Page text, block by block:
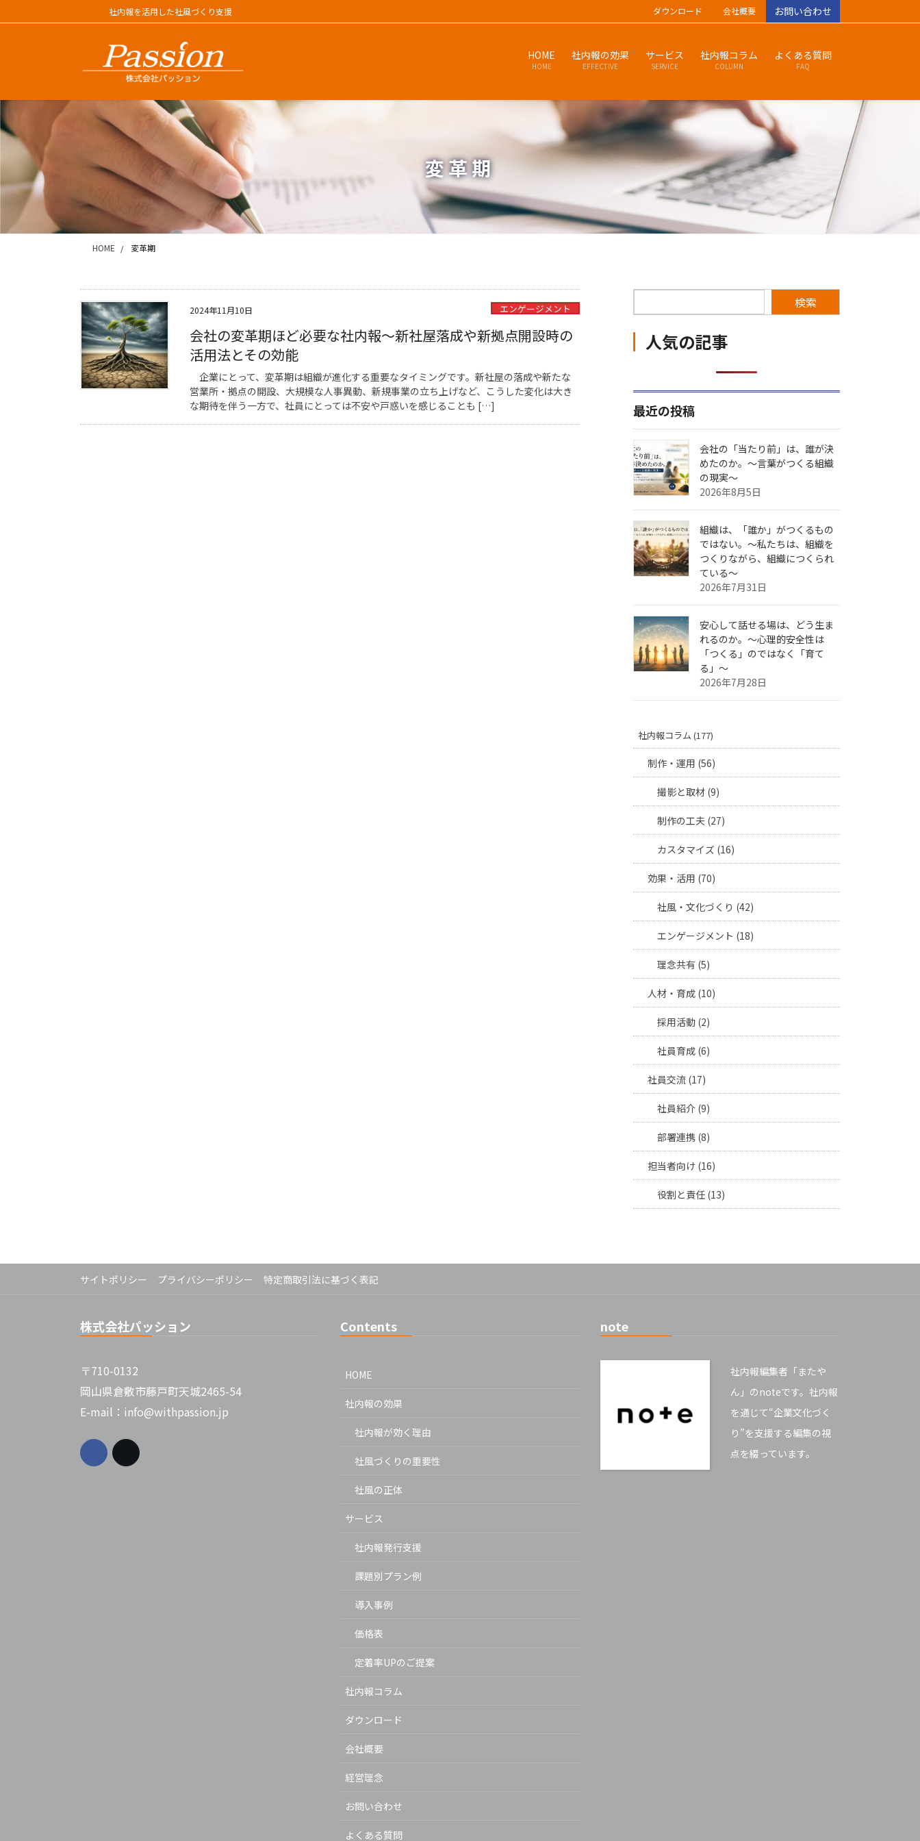
ン
移
動
ビ
ン
に
移
社内報を活用した社風づくり支援 ダウンロード 会社概要 お問い合わせ
HOME
HOME
社内報の効果
EFFECTIVE
サービス
SERVICE
社内報コラム
COLUMN
よくある質問
FAQ
変革期
HOME 変革期
2024年11月10日 エンゲージメント
会社の変革期ほど必要な社内報〜新社屋落成や新拠点開設時の
活用法とその効能
企業にとって、変革期は組織が進化する重要なタイミングです。新社屋の落成や新たな
営業所・拠点の開設、大規模な人事異動、新規事業の立ち上げなど、こうした変化は大き
な期待を伴う一方で、社員にとっては不安や戸惑いを感じることも […]
検索
人気の記事
最近の投稿
会社の「当たり前」は、誰が決
めたのか。〜言葉がつくる組織
の現実〜
2026年8月5日
組織は、「誰か」がつくるもの
ではない。〜私たちは、組織を
つくりながら、組織につくられ
ている〜
2026年7月31日
安心して話せる場は、どう生ま
れるのか。〜心理的安全性は
「つくる」のではなく「育て
る」〜
2026年7月28日
社内報コラム (177)
制作・運用 (56)
撮影と取材 (9)
制作の工夫 (27)
カスタマイズ (16)
効果・活用 (70)
社風・文化づくり (42)
エンゲージメント (18)
理念共有 (5)
人材・育成 (10)
採用活動 (2)
社員育成 (6)
社員交流 (17)
社員紹介 (9)
部署連携 (8)
担当者向け (16)
役割と責任 (13)
サイトポリシー プライバシーポリシー 特定商取引法に基づく表記
株式会社パッション
〒710-0132
岡山県倉敷市藤戸町天城2465-54
E-mail：info@withpassion.jp
Contents
HOME
社内報の効果
社内報が効く理由
社風づくりの重要性
社風の正体
サービス
社内報発行支援
課題別プラン例
導入事例
価格表
定着率UPのご提案
社内報コラム
ダウンロード
会社概要
経営理念
お問い合わせ
よくある質問
note
社内報編集者「またや
ん」のnoteです。社内報
を通じて“企業文化づく
り”を支援する編集の視
点を綴っています。